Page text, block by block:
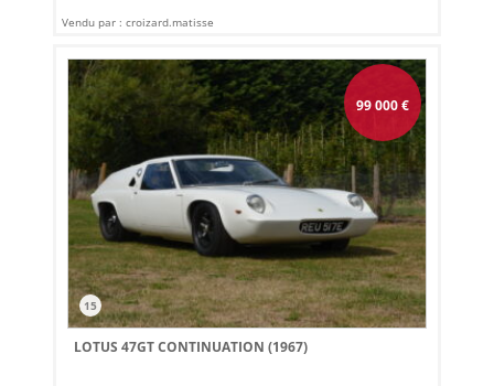
Vendu par : croizard.matisse
99 000€
15
LOTUS 47GT CONTINUATION (1967)